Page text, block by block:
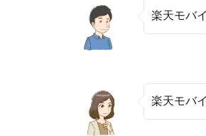
楽天モバ
楽天モバ